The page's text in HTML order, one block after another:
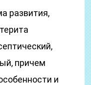
развития,
причем
и